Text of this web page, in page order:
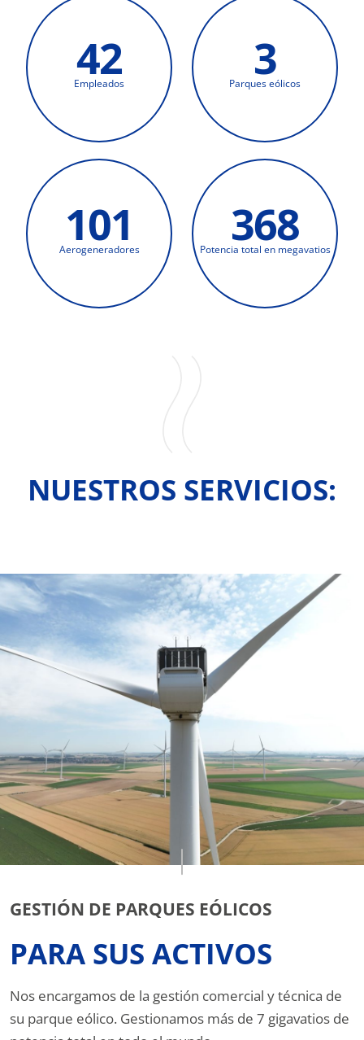
42
Empleados 3
Parques eólicos
101
Aerogeneradores 368
Potencia total en megavatios
NUESTROS SERVICIOS:
GESTIÓN DE PARQUES EÓLICOS
PARA SUS ACTIVOS
Nos encargamos de la gestión comercial y técnica de
su parque eólico. Gestionamos más de 7 gigavatios de